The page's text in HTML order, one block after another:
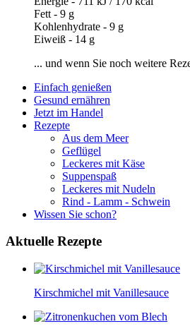
Fett - 9 g
Kohlenhydrate - 9 g
Eiweiß - 14 g
... und wenn Sie noch weitere
Einfach genießen
Gesund ernähren
Jetzt im Handel
Rezepte
Aus dem Meer
Geflügel
Leckeres mit Käse
Suppenspaß
Leckeres mit Nudeln
Rind - Lamm - Schwein
Wissen Sie schon?
Aktuelle Rezepte
Kirschmichel mit Vanillesauce